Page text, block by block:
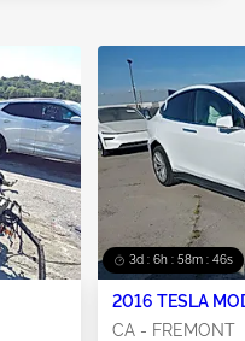
3d : 6h : 58m : 45s
2016 TESLA
CA - FREMONT